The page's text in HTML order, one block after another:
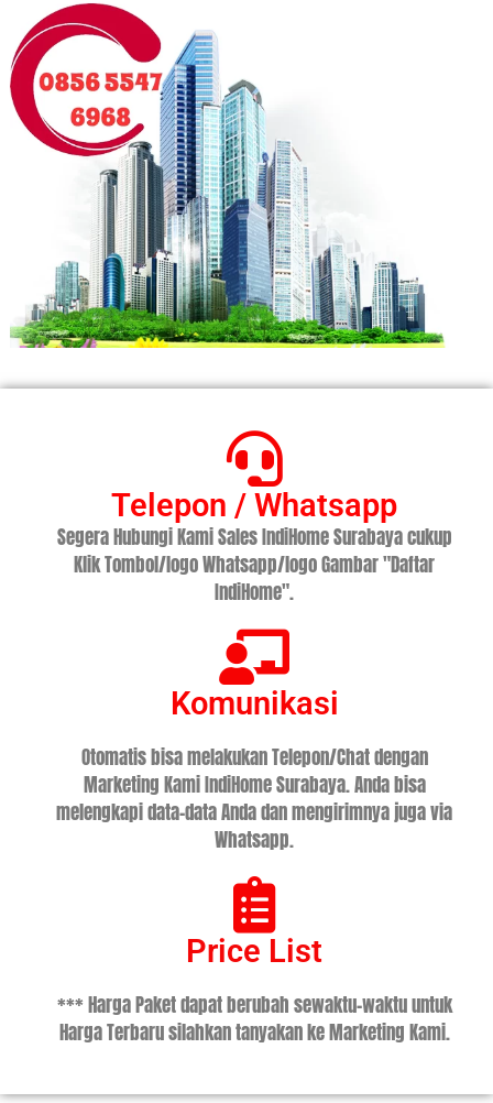
Telepon / Whatsapp
Segera Hubungi Kami Sales IndiHome Surabaya cukup
Klik Tombol/logo Whatsapp/logo Gambar "Daftar
IndiHome".
Komunikasi
Otomatis bisa melakukan Telepon/Chat dengan
Marketing Kami IndiHome Surabaya. Anda bisa
melengkapi data-data Anda dan mengirimnya juga via
Whatsapp.
Price List
*** Harga Paket dapat berubah sewaktu-waktu untuk
Harga Terbaru silahkan tanyakan ke Marketing Kami.